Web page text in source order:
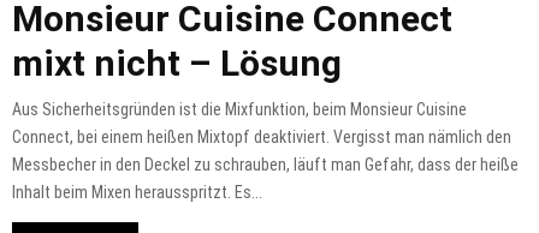
Monsieur Cuisine Connect
mixt nicht – Lösung
Aus Sicherheitsgründen ist die Mixfunktion, beim Monsieur Cuisine
Connect, bei einem heißen Mixtopf deaktiviert. Vergisst man nämlich den
Messbecher in den Deckel zu schrauben, läuft man Gefahr, dass der heiße
Inhalt beim Mixen herausspritzt. Es...